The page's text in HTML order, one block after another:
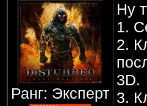
Ранг: Эксперт
Ну
1.
2.
3D.
3.